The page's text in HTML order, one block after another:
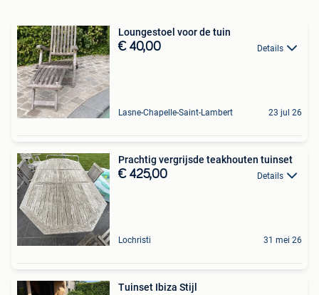
Loungestoel voor de tuin
€ 40,00 Details
Lasne-Chapelle-Saint-Lambert 23 jul 26
Prachtig vergrijsde teakhouten tuinset
€ 425,00 Details
Lochristi 31 mei 26
Tuinset Ibiza Stijl